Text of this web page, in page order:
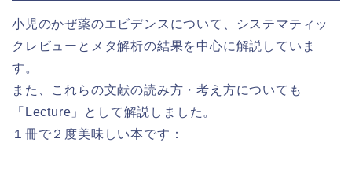
小児のかぜ薬のエビデンスについて、システマティッ
クレビューとメタ解析の結果を中心に解説していま
す。
また、これらの文献の読み方・考え方についても
「Lecture」として解説しました。
１冊で２度美味しい本です：